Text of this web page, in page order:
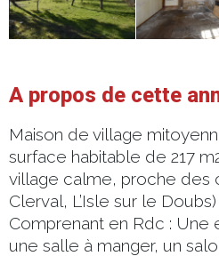
A propos de cette
Maison de village
surface habitable de 217
village calme, proche des
Clerval, L’Isle sur le
Comprenant en Rdc : Une
une salle à manger, un